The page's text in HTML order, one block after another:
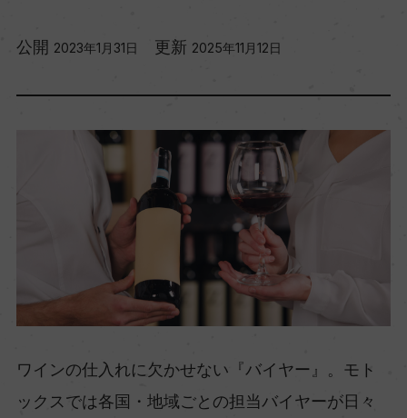
公開 2023年1月31日 更新 2025年11月12日
ワインの仕入れに欠かせない『バイヤー』。モト
ックスでは各国・地域ごとの担当バイヤーが日々